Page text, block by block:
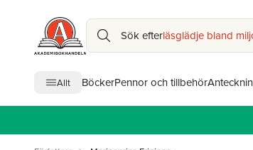
Sök efterläsglädje bland
Allt BöckerPennor och tillbehör